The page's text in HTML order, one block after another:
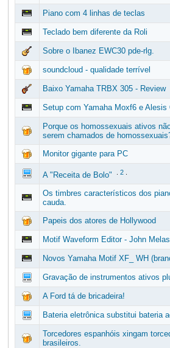
Piano com 4 linhas de teclas
Teclado bem diferente da Roli
Sobre o Ibanez EWC30 pde-rlg.
soundcloud - qualidade terrível
Baixo Yamaha TRBX 305 - Review
Setup com Yamaha Moxf6 e Alesis
Porque os homossexuais ativos
serem chamados de
Monitor gigante para PC
A "Receita de Bolo" 2.
Os timbres característicos dos
cauda.
Papeis dos atores de Hollywood
Motif Waveform Editor - John Melas
Novos Yamaha Motif XF_ WH
Gravação de instrumentos ativos
A Ford tá de bricadeira!
Bateria eletrônica substitui bateria
Torcedores espanhóis xingam
brasileiros.